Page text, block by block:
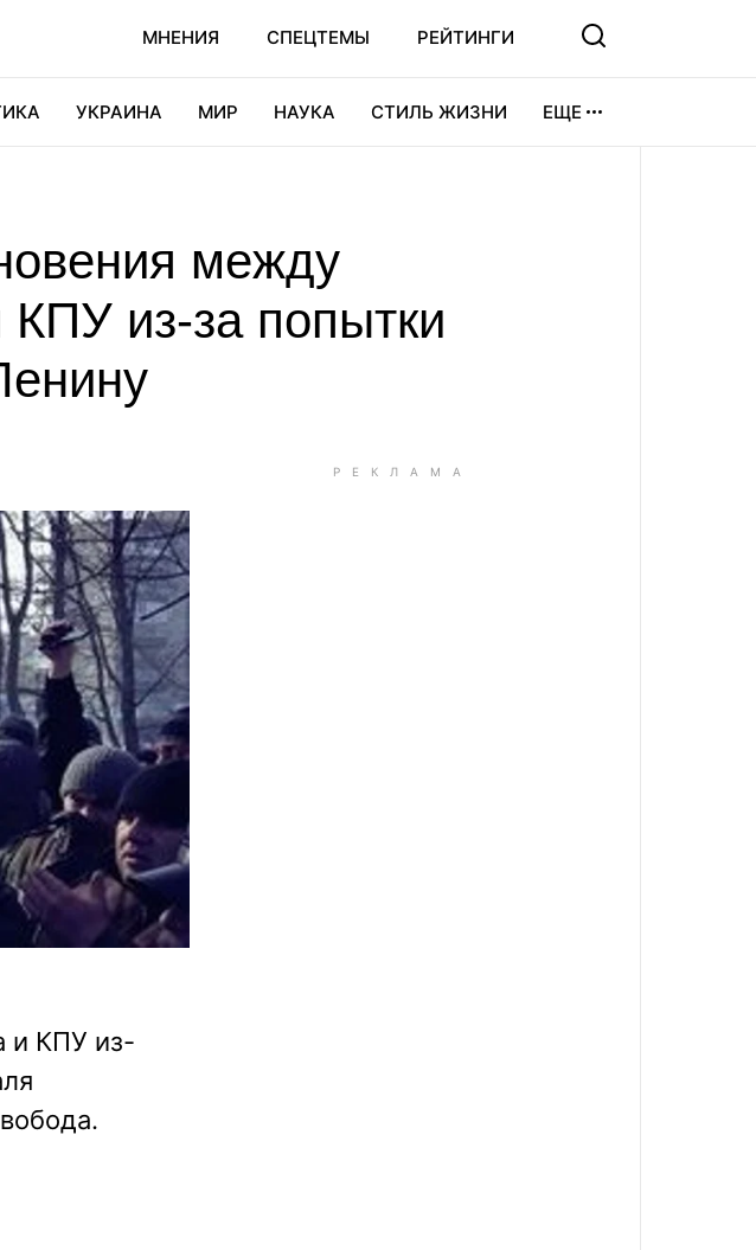
МНЕНИЯ СПЕЦТЕМЫ РЕЙТИНГИ
УКРАИНА МИР НАУКА СТИЛЬ ЖИЗНИ ЕЩЕ
между
из-за попытки
и КПУ из-